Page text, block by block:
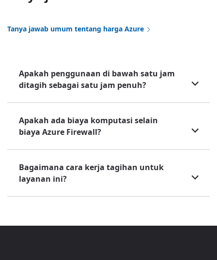
Tanya jawab umum tentang harga Azure
Apakah penggunaan di bawah satu jam
ditagih sebagai satu jam penuh?
Apakah ada biaya komputasi selain
biaya Azure Firewall?
Bagaimana cara kerja tagihan untuk
layanan ini?